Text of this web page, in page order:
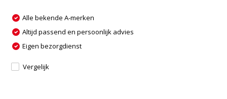
Alle bekende A-merken
Altijd passend en persoonlijk advies
Eigen bezorgdienst
Vergelijk